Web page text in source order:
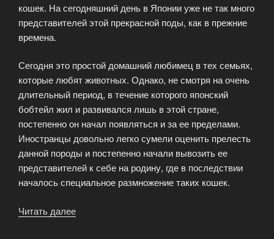
кошек. На сегодняшний день в Японии уже не так много
представителей этой прекрасной поды, как в прежние
времена.
Сегодня это простой домашний любимец в тех семьях,
которые любят животных. Однако, не смотря на очень
длительный период, в течение которого японский
бобтейл жил и развивался лишь в этой стране,
постепенно он начал появляться и за ее пределами.
Иностранцы довольно легко сумели оценить прелесть
данной породы и постепенно начали вывозить ее
представителей к себе на родину, где в последствии
началось специальное размножение таких кошек.
Читать далее